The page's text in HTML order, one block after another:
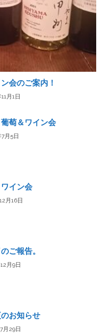
会のご案内！
月1日
萄＆ワイン会
月5日
イン会
月16日
ご報告。
月9日
お知らせ
月29日